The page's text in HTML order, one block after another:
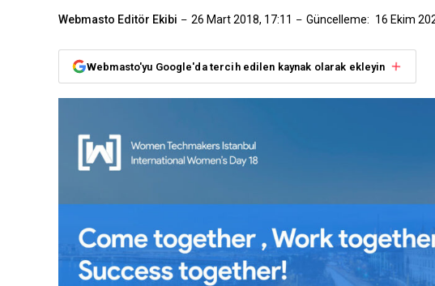
Webmasto Editör Ekibi 26 Mart 2018, 17:11 Güncelleme: 16 Ekim
Webmasto'yu Google'da tercih edilen kaynak olarak ekleyin